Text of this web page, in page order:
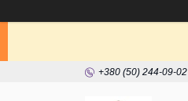
+380 (50) 244-09-02